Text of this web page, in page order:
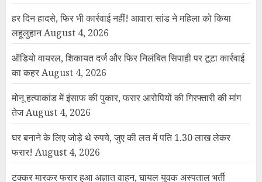
हर दिन हादसे, फिर भी कार्रवाई नहीं! आवारा सांड ने महिला को किया
लहूलुहानAugust 4, 2026
ऑडियो वायरल, शिकायत दर्ज और फिर निलंबित सिपाही पर टूटा कार्रवाई
का कहरAugust 4, 2026
मोनू हत्याकांड में इंसाफ की पुकार, फरार आरोपियों की गिरफ्तारी की मांग
तेजAugust 4, 2026
घर बनाने के लिए जोड़े थे रुपये, जुए की लत में पति 1.30 लाख लेकर
फरार! August 4, 2026
टक्कर मारकर फरार हुआ अज्ञात वाहन, घायल युवक अस्पताल भर्ती